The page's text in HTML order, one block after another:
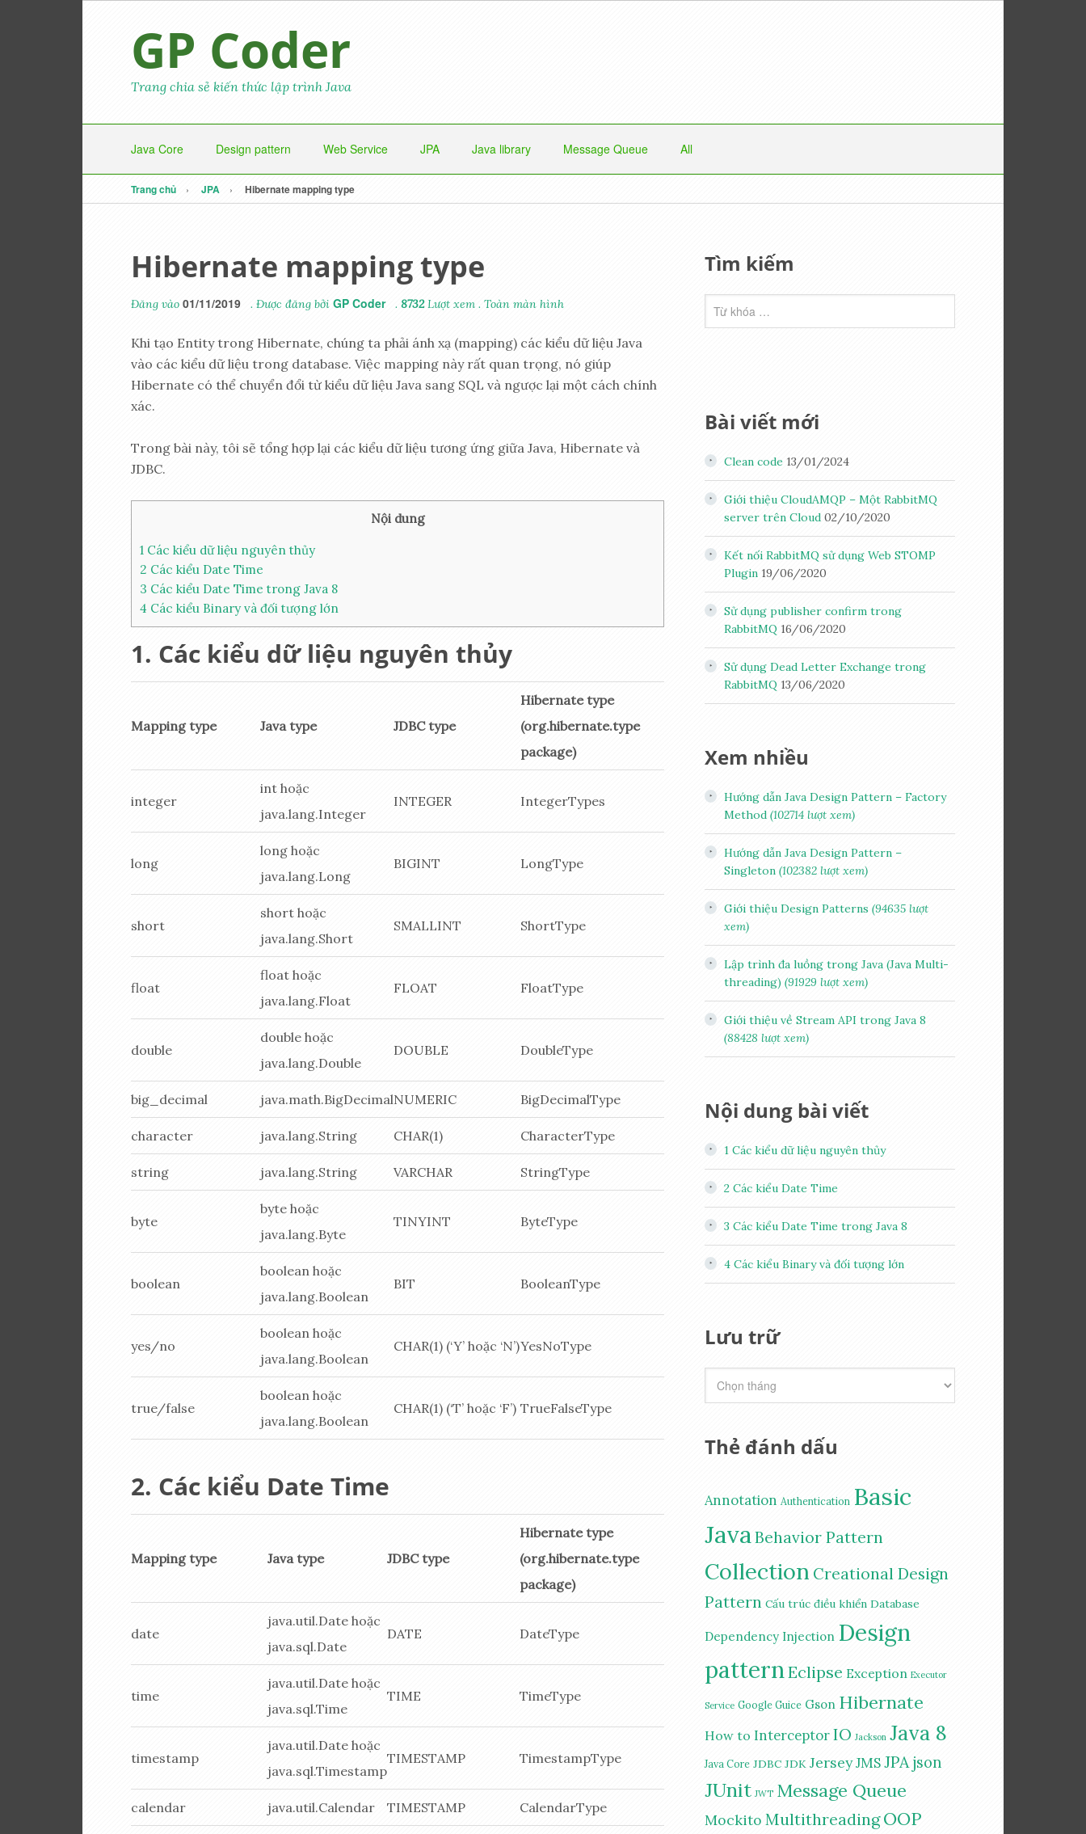
GP Coder
Trang chia sẻ kiến thức lập trình Java
Java Core Design pattern Web Service JPA Java library Message Queue All
Trang chủ JPA Hibernate mapping type
Hibernate mapping type
Đăng vào 01/11/2019 . Được đăng bởi GP Coder . 8732Lượt xem . Toàn màn hình
Khi tạo Entity trong Hibernate, chúng ta phải ánh xạ (mapping) các kiểu dữ liệu Java
vào các kiểu dữ liệu trong database. Việc mapping này rất quan trọng, nó giúp
Hibernate có thể chuyển đổi từ kiểu dữ liệu Java sang SQL và ngược lại một cách chính
xác.
Trong bài này, tôi sẽ tổng hợp lại các kiểu dữ liệu tương ứng giữa Java, Hibernate và
JDBC.
Nội dung
1 Các kiểu dữ liệu nguyên thủy
2 Các kiểu Date Time
3 Các kiểu Date Time trong Java 8
4 Các kiểu Binary và đối tượng lớn
Các kiểu dữ liệu nguyên thủy
Mapping type Java type JDBC type
Hibernate type
(org.hibernate.type
package)
integer
int hoặc
java.lang.Integer
INTEGER IntegerTypes
long
long hoặc
java.lang.Long
BIGINT LongType
short
short hoặc
java.lang.Short
SMALLINT ShortType
float
float hoặc
java.lang.Float
FLOAT FloatType
double
double hoặc
java.lang.Double
DOUBLE DoubleType
big_decimal java.math.BigDecimalNUMERIC BigDecimalType
character java.lang.String CHAR(1) CharacterType
string java.lang.String VARCHAR StringType
byte
byte hoặc
java.lang.Byte
TINYINT ByteType
boolean
boolean hoặc
java.lang.Boolean
BIT BooleanType
yes/no
boolean hoặc
java.lang.Boolean
CHAR(1) (‘Y’ hoặc ‘N’)YesNoType
true/false
boolean hoặc
java.lang.Boolean
CHAR(1) (‘T’ hoặc ‘F’) TrueFalseType
Các kiểu Date Time
Mapping type Java type JDBC type
Hibernate type
(org.hibernate.type
package)
date
java.util.Date hoặc
java.sql.Date
DATE DateType
time
java.util.Date hoặc
java.sql.Time
TIME TimeType
timestamp
java.util.Date hoặc
java.sql.Timestamp
TIMESTAMP TimestampType
calendar java.util.Calendar TIMESTAMP CalendarType
Tìm kiếm
Bài viết mới
Clean code 13/01/2024
Giới thiệu CloudAMQP – Một RabbitMQ
server trên Cloud 02/10/2020
Kết nối RabbitMQ sử dụng Web STOMP
Plugin 19/06/2020
Sử dụng publisher confirm trong
RabbitMQ 16/06/2020
Sử dụng Dead Letter Exchange trong
RabbitMQ 13/06/2020
Xem nhiều
Hướng dẫn Java Design Pattern – Factory
Method (102714 lượt xem)
Hướng dẫn Java Design Pattern –
Singleton (102382 lượt xem)
Giới thiệu Design Patterns (94635 lượt
xem)
Lập trình đa luồng trong Java (Java Multi-
threading) (91929 lượt xem)
Giới thiệu về Stream API trong Java 8
(88428 lượt xem)
Nội dung bài viết
1 Các kiểu dữ liệu nguyên thủy
2 Các kiểu Date Time
3 Các kiểu Date Time trong Java 8
4 Các kiểu Binary và đối tượng lớn
Lưu trữ
Thẻ đánh dấu
Annotation Authentication Basic
JavaBehavior Pattern
Collection Creational Design
Pattern Cấu trúc điều khiển Database
Dependency Injection Design
patternEclipse Exception Executor
Service Google Guice Gson Hibernate
How to InterceptorIO Jackson Java 8
Java Core JDBC JDK JerseyJMSJPA json
JUnit JWT Message Queue
Mockito Multithreading OOP